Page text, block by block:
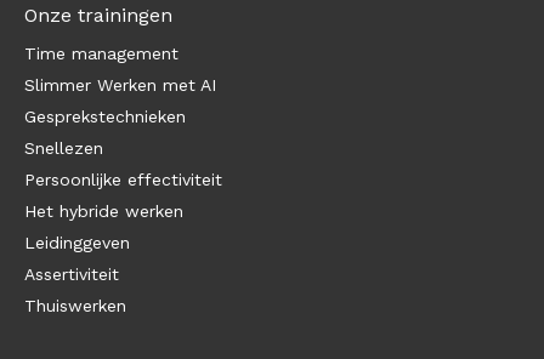
Onze trainingen
Time management
Slimmer Werken met AI
Gesprekstechnieken
Snellezen
Persoonlijke effectiviteit
Het hybride werken
Leidinggeven
Assertiviteit
Thuiswerken